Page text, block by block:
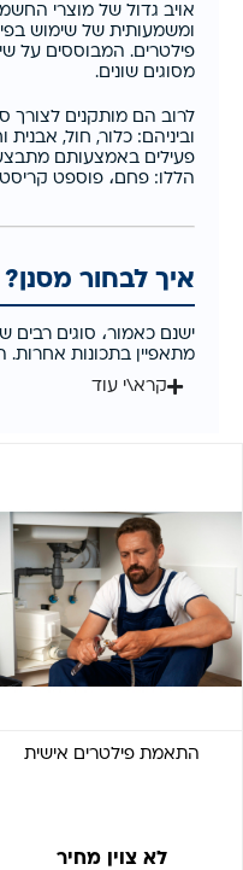
אויב גדול של מוצרי
ומשמעותית של שימוש
פילטרים. המבוססים על
מסוגים שונים.
לרוב הם מותקנים לצורך
וביניהם: כלור, חול,
פעילים באמצעותם
הללו: פחם، פוספט
איך לבחור מסנן?
ישנם כאמור، סוגים רבים
מתאפיין בתכונות אחרות.
קרא\י עוד
התאמת פילטרים אישית
לא צוין מחיר